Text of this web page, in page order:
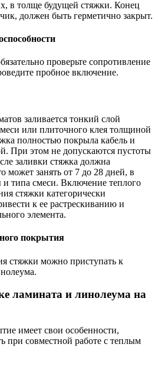
в толще будущей стяжки. Конец
должен быть герметично закрыт.
проверьте сопротивление
пробное включение.
заливается тонкий слой
или плиточного клея толщиной
полностью покрыла кабель и
При этом не допускаются пустоты
заливки стяжка должна
может занять от 7 до 28 дней, в
типа смеси. Включение теплого
стяжки категорически
к ее растрескиванию и
элемента.
покрытия
стяжки можно приступать к
ламината и линолеума на
имеет свои особенности,
при совместной работе с теплым